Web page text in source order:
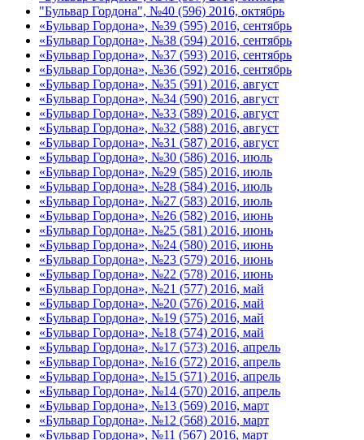
"Бульвар Гордона", №40 (596) 2016, октябрь
«Бульвар Гордона», №39 (595) 2016, сентябрь
«Бульвар Гордона», №38 (594) 2016, сентябрь
«Бульвар Гордона», №37 (593) 2016, сентябрь
«Бульвар Гордона», №36 (592) 2016, сентябрь
«Бульвар Гордона», №35 (591) 2016, август
«Бульвар Гордона», №34 (590) 2016, август
«Бульвар Гордона», №33 (589) 2016, август
«Бульвар Гордона», №32 (588) 2016, август
«Бульвар Гордона», №31 (587) 2016, август
«Бульвар Гордона», №30 (586) 2016, июль
«Бульвар Гордона», №29 (585) 2016, июль
«Бульвар Гордона», №28 (584) 2016, июль
«Бульвар Гордона», №27 (583) 2016, июль
«Бульвар Гордона», №26 (582) 2016, июнь
«Бульвар Гордона», №25 (581) 2016, июнь
«Бульвар Гордона», №24 (580) 2016, июнь
«Бульвар Гордона», №23 (579) 2016, июнь
«Бульвар Гордона», №22 (578) 2016, июнь
«Бульвар Гордона», №21 (577) 2016, май
«Бульвар Гордона», №20 (576) 2016, май
«Бульвар Гордона», №19 (575) 2016, май
«Бульвар Гордона», №18 (574) 2016, май
«Бульвар Гордона», №17 (573) 2016, апрель
«Бульвар Гордона», №16 (572) 2016, апрель
«Бульвар Гордона», №15 (571) 2016, апрель
«Бульвар Гордона», №14 (570) 2016, апрель
«Бульвар Гордона», №13 (569) 2016, март
«Бульвар Гордона», №12 (568) 2016, март
«Бульвар Гордона», №11 (567) 2016, март